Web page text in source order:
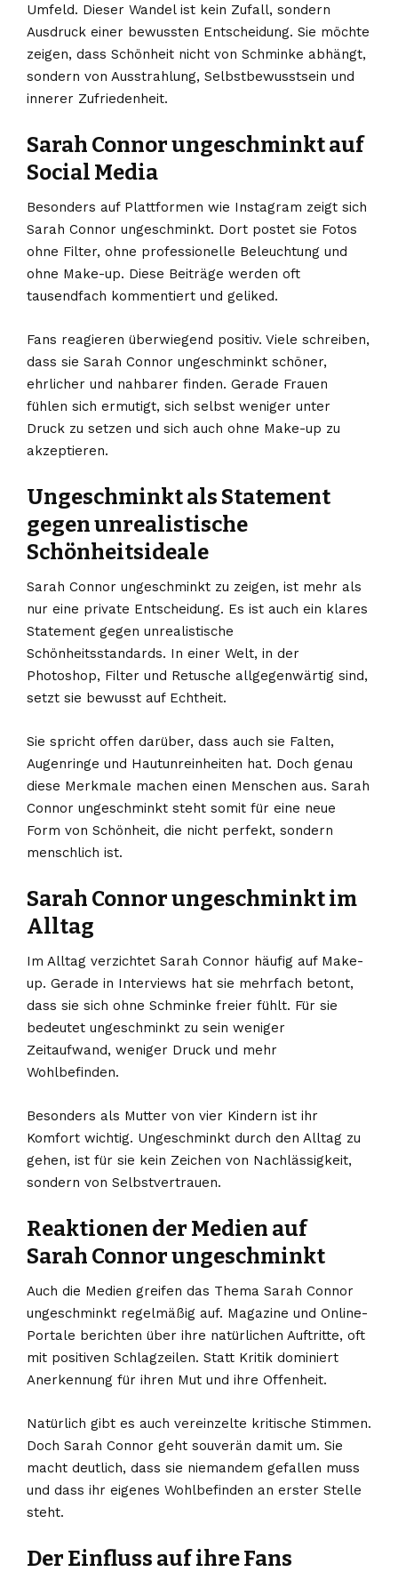
Umfeld. Dieser Wandel ist kein Zufall, sondern
Ausdruck einer bewussten Entscheidung. Sie möchte
zeigen, dass Schönheit nicht von Schminke abhängt,
sondern von Ausstrahlung, Selbstbewusstsein und
innerer Zufriedenheit.
Sarah Connor ungeschminkt auf
Social Media
Besonders auf Plattformen wie Instagram zeigt sich
Sarah Connor ungeschminkt. Dort postet sie Fotos
ohne Filter, ohne professionelle Beleuchtung und
ohne Make-up. Diese Beiträge werden oft
tausendfach kommentiert und geliked.
Fans reagieren überwiegend positiv. Viele schreiben,
dass sie Sarah Connor ungeschminkt schöner,
ehrlicher und nahbarer finden. Gerade Frauen
fühlen sich ermutigt, sich selbst weniger unter
Druck zu setzen und sich auch ohne Make-up zu
akzeptieren.
Ungeschminkt als Statement
gegen unrealistische
Schönheitsideale
Sarah Connor ungeschminkt zu zeigen, ist mehr als
nur eine private Entscheidung. Es ist auch ein klares
Statement gegen unrealistische
Schönheitsstandards. In einer Welt, in der
Photoshop, Filter und Retusche allgegenwärtig sind,
setzt sie bewusst auf Echtheit.
Sie spricht offen darüber, dass auch sie Falten,
Augenringe und Hautunreinheiten hat. Doch genau
diese Merkmale machen einen Menschen aus. Sarah
Connor ungeschminkt steht somit für eine neue
Form von Schönheit, die nicht perfekt, sondern
menschlich ist.
Sarah Connor ungeschminkt im
Alltag
Im Alltag verzichtet Sarah Connor häufig auf Make-
up. Gerade in Interviews hat sie mehrfach betont,
dass sie sich ohne Schminke freier fühlt. Für sie
bedeutet ungeschminkt zu sein weniger
Zeitaufwand, weniger Druck und mehr
Wohlbefinden.
Besonders als Mutter von vier Kindern ist ihr
Komfort wichtig. Ungeschminkt durch den Alltag zu
gehen, ist für sie kein Zeichen von Nachlässigkeit,
sondern von Selbstvertrauen.
Reaktionen der Medien auf
Sarah Connor ungeschminkt
Auch die Medien greifen das Thema Sarah Connor
ungeschminkt regelmäßig auf. Magazine und Online-
Portale berichten über ihre natürlichen Auftritte, oft
mit positiven Schlagzeilen. Statt Kritik dominiert
Anerkennung für ihren Mut und ihre Offenheit.
Natürlich gibt es auch vereinzelte kritische Stimmen.
Doch Sarah Connor geht souverän damit um. Sie
macht deutlich, dass sie niemandem gefallen muss
und dass ihr eigenes Wohlbefinden an erster Stelle
steht.
Der Einfluss auf ihre Fans